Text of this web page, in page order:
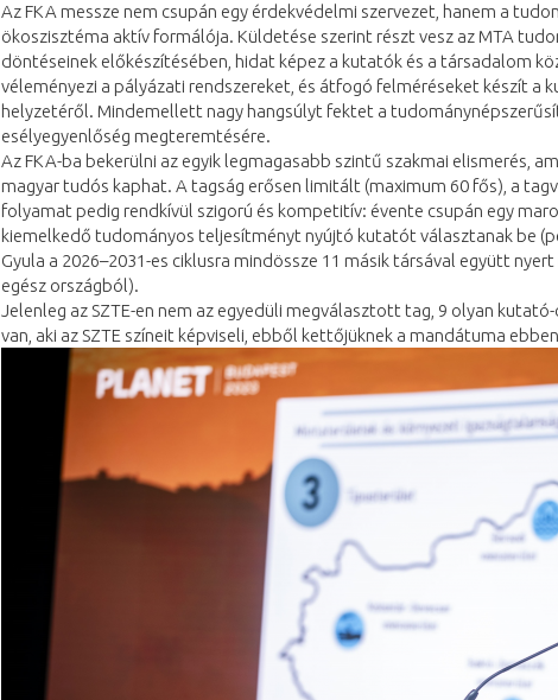
Az FKA messze nem csupán egy érdekvédelmi szervezet, hanem a
ökoszisztéma aktív formálója. Küldetése szerint részt vesz az MTA
döntéseinek előkészítésében, hidat képez a kutatók és a társadalom
véleményezi a pályázati rendszereket, és átfogó felméréseket készít a
helyzetéről. Mindemellett nagy hangsúlyt fektet a
esélyegyenlőség megteremtésére.
Az FKA-ba bekerülni az egyik legmagasabb szintű szakmai elismerés,
magyar tudós kaphat. A tagság erősen limitált (maximum 60 fős), a
folyamat pedig rendkívül szigorú és kompetitív: évente csupán egy
kiemelkedő tudományos teljesítményt nyújtó kutatót választanak be
Gyula a 2026–2031-es ciklusra mindössze 11 másik társával együtt
egész országból).
Jelenleg az SZTE-en nem az egyedüli megválasztott tag, 9 olyan
van, aki az SZTE színeit képviseli, ebből kettőjüknek a mandátuma